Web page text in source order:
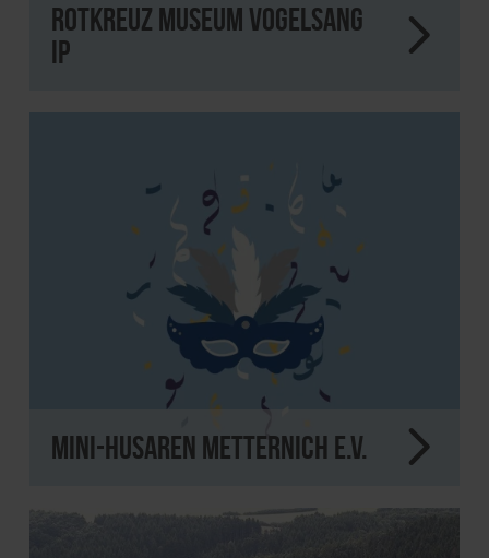
Rotkreuz Museum Vogelsang
IP
Mini-Husaren Metternich e.V.